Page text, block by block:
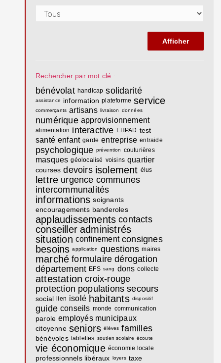
Rechercher par mot clé :
bénévolat handicap solidarité
assistance information plateforme service
commerçants artisans livraison données
numérique approvisionnement
alimentation interactive EHPAD test
santé enfant garde entreprise entraide
psychologique prévention couturières
masques géolocalisé voisins quartier
courses devoirs isolement élus
lettre urgence communes
intercommunalités
informations soignants
encouragements banderoles
applaudissements contacts
conseiller administrés
situation confinement consignes
besoins application questions maires
marché formulaire dérogation
département EFS sang dons collecte
attestation croix-rouge
protection populations secours
social lien isolé habitants dispositif
guide conseils monde communication
parole employés municipaux
citoyenne seniors élèves familles
bénévoles tablettes soutien scolaire écoute
vie économique économie locale
professionnels libéraux loyers taxe